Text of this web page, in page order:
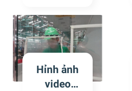
xước tại
tòa p5 khu
Vinhome
Center
Tân Cảng
Hỉnh ảnh
video